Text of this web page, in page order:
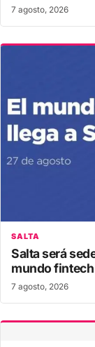
7 agosto, 2026
SALTA
Salta será
mundo
7 agosto, 2026